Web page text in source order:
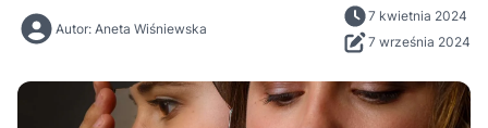
Autor: Aneta Wiśniewska
7 kwietnia 2024
7 września 2024